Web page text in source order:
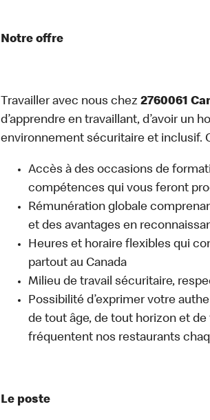
Notre offre
Travailler avec nous chez 2760061
d’apprendre en travaillant, d’avoir un
environnement sécuritaire et inclusif.
Accès à des occasions de
compétences qui vous feront
Rémunération globale
et des avantages en
Heures et horaire flexibles qui
partout au Canada
Milieu de travail sécuritaire,
Possibilité d’exprimer votre
de tout âge, de tout horizon et
fréquentent nos restaurants
Le poste